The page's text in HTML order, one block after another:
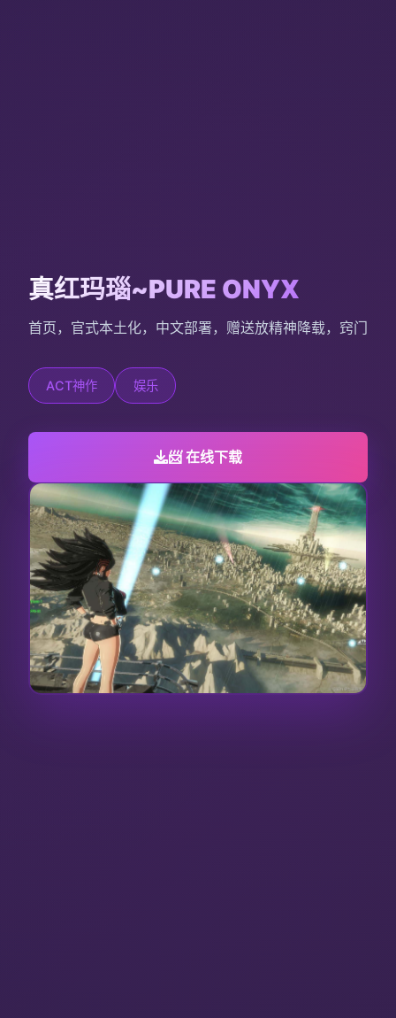
真红玛瑙~PURE ONYX
首页，官式本土化，中文部署，赠送放精神降载，窍门
ACT神作 娱乐
📨 在线下载